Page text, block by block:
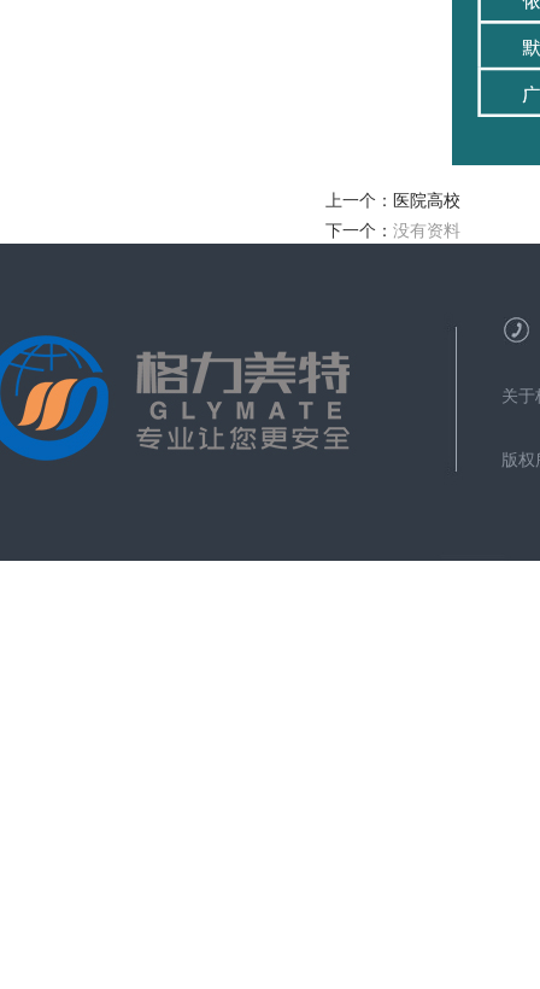
上一个： 医院高校
下一个： 没有资料
关于
版